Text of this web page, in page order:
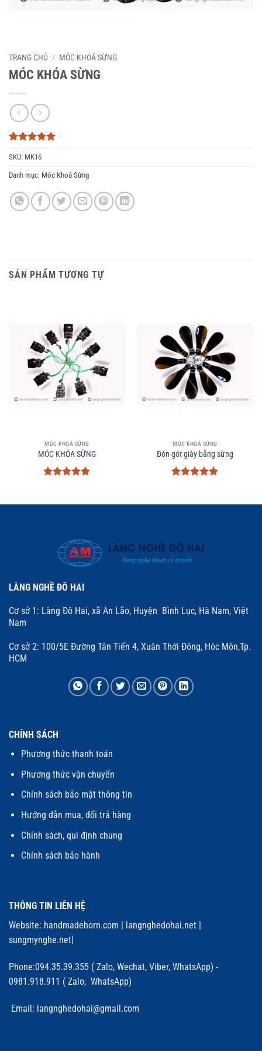
TRANG CHỦ / MÓC KHOÁ SỪNG
MÓC KHÓA SỪNG
5trên 5
dựa trên
3
đánh giá
SKU: MK16
Danh mục: Móc Khoá Sừng
SẢN PHẨM TƯƠNG TỰ
MÓC KHOÁ SỪNG
MÓC KHÓA SỪNG
sao
MÓC KHOÁ SỪNG
Đón gót giày bằng sừng
sao
LÀNG NGHỀ ĐÔ HAI
Cơ sở 1: Làng Đô Hai, xã An Lão, Huyện Bình Lục, Hà Nam, Việt
Nam
Cơ sở 2: 100/5E Đường Tân Tiến 4, Xuân Thới Đông, Hóc Môn,Tp.
HCM
CHÍNH SÁCH
Phương thức thanh toán
Phương thức vận chuyển
Chính sách bảo mật thông tin
Hướng dẫn mua, đổi trả hàng
Chính sách, qui định chung
Chính sách bảo hành
THÔNG TIN LIÊN HỆ
Website: handmadehorn.com | langnghedohai.net |
sungmynghe.net|
Phone:094.35.39.355 ( Zalo, Wechat, Viber, WhatsApp) -
0981.918.911 ( Zalo, WhatsApp)
Email: langnghedohai@gmail.com